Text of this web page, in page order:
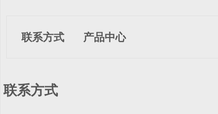
联系方式 产品中心
联系方式